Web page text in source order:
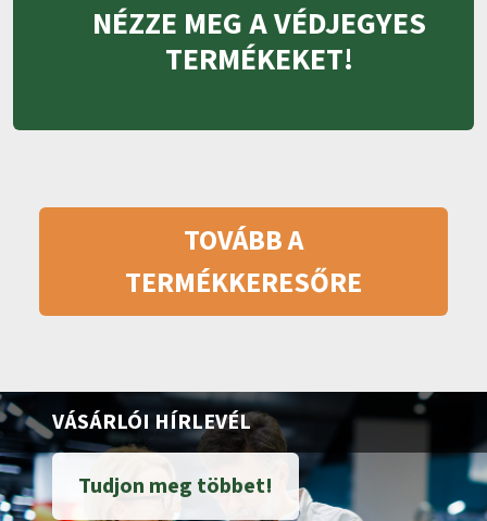
NÉZZE MEG A VÉDJEGYES
TERMÉKEKET!
TOVÁBB A
TERMÉKKERESŐRE
VÁSÁRLÓI HÍRLEVÉL
Tudjon meg többet!